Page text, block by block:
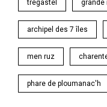
trégastel grande
archipel des 7 îles
men ruz
phare de ploumanac'h